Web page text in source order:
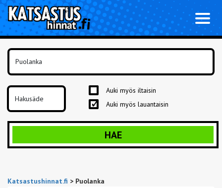
Auki myös iltaisin
Auki myös lauantaisin
HAE
Katsastushinnat.fi > Puolanka